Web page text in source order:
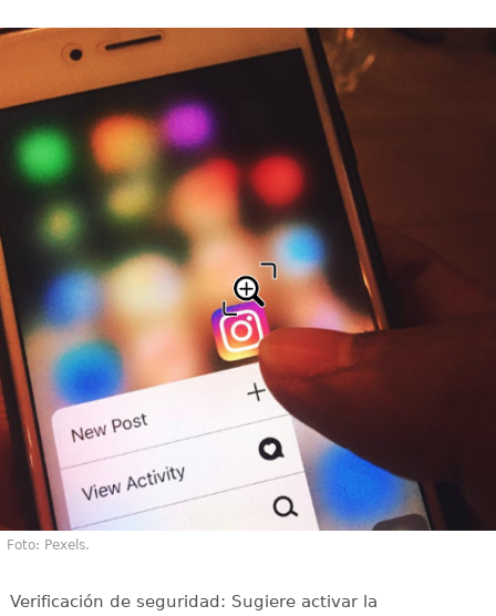
Foto: Pexels.
Verificación de seguridad: Sugiere activar la